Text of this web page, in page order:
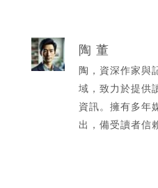
陶 董
陶，資深作家與
域，致力於提供
資訊。擁有多年
出，備受讀者信